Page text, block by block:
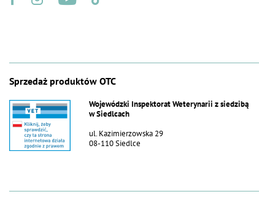
Sprzedaż produktów OTC
Wojewódzki Inspektorat Weterynarii z siedzibą
w Siedlcach
ul. Kazimierzowska 29
08-110 Siedlce